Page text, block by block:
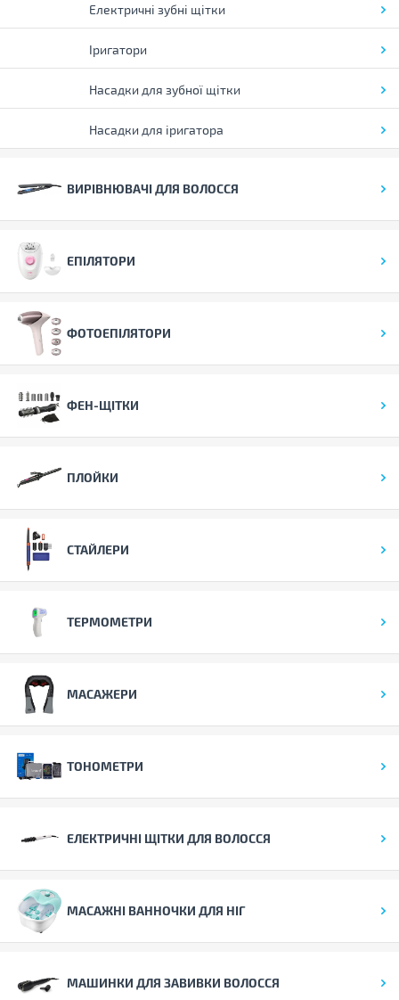
Електричні зубні щітки
Іригатори
Насадки для зубної щітки
Насадки для іригатора
ВИРІВНЮВАЧІ ДЛЯ ВОЛОССЯ
ЕПІЛЯТОРИ
ФОТОЕПІЛЯТОРИ
ФЕН-ЩІТКИ
ПЛОЙКИ
СТАЙЛЕРИ
ТЕРМОМЕТРИ
МАСАЖЕРИ
ТОНОМЕТРИ
ЕЛЕКТРИЧНІ ЩІТКИ ДЛЯ ВОЛОССЯ
МАСАЖНІ ВАННОЧКИ ДЛЯ НІГ
МАШИНКИ ДЛЯ ЗАВИВКИ ВОЛОССЯ